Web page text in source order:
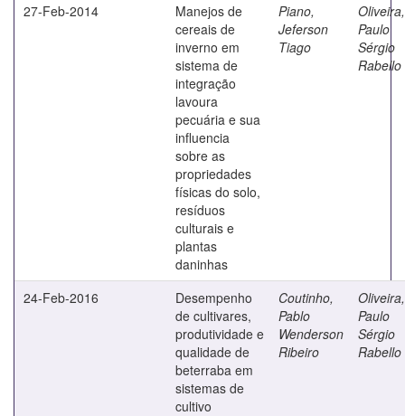
27-Feb-2014
Manejos de
cereais de
inverno em
sistema de
integração
lavoura
pecuária e sua
influencia
sobre as
propriedades
físicas do solo,
resíduos
culturais e
plantas
daninhas
Piano,
Jeferson
Tiago
Oliveira,
Paulo
Sérgio
24-Feb-2016
Desempenho
de cultivares,
produtividade e
qualidade de
beterraba em
sistemas de
cultivo
Coutinho,
Pablo
Wenderson
Ribeiro
Oliveira,
Paulo
Sérgio